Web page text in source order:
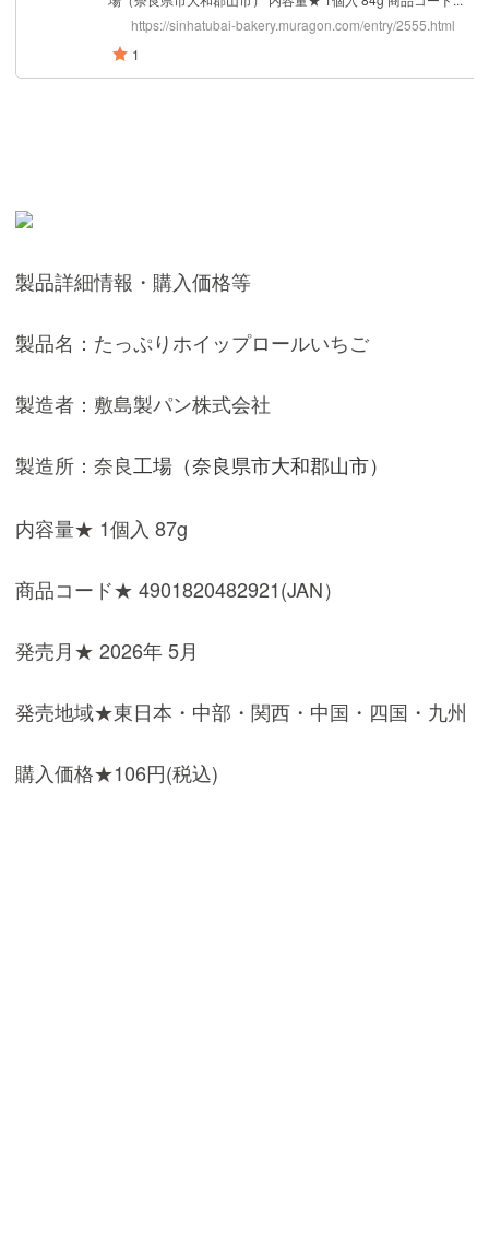
製品詳細情報・購入価格等
製品名：たっぷりホイップロールいちご
製造者：敷島製パン株式会社
製造所：奈良 工場（奈良県市大和郡山市）
内容量★ 1個入 87g
商品コード★ 4901820482921(JAN）
発売月★ 2026年 5月
発売地域★東日本・中部・関西・中国・四国・九州
購入価格★106円(税込)